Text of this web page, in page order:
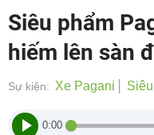
Siêu phẩm
hiếm lên sàn
Sự kiện: Xe Pagani
0:00